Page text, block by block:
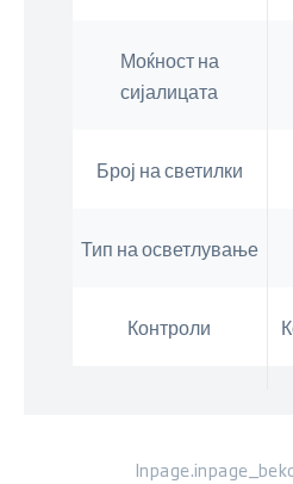
Моќност на
сијалицата
Број на светилки
Тип на осветлување
Контроли